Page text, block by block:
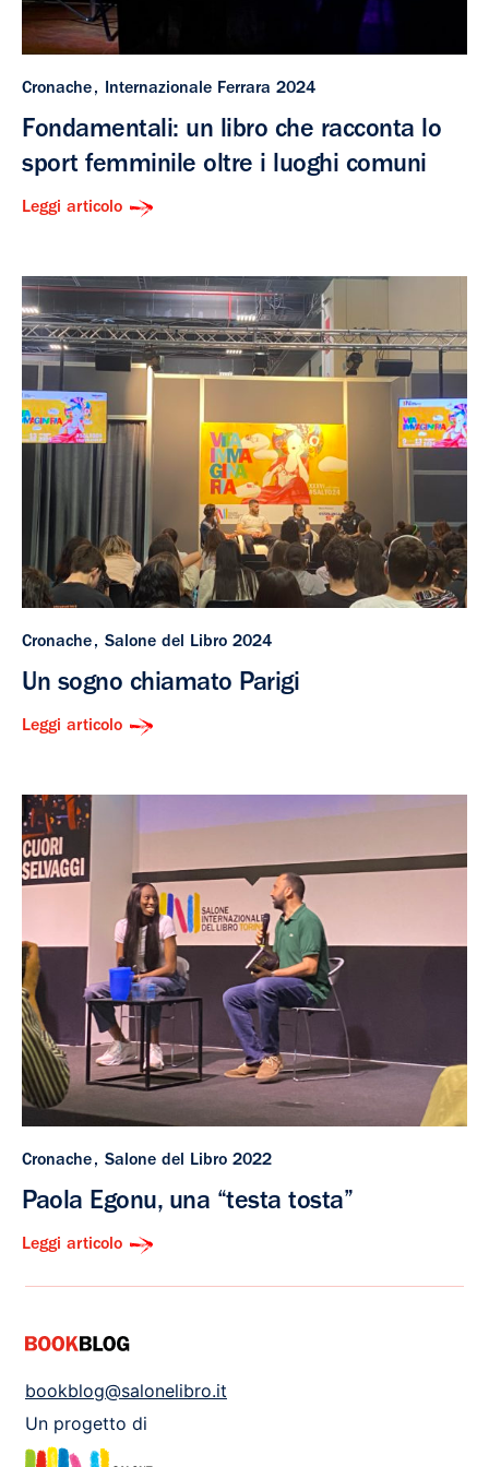
Cronache Internazionale Ferrara 2024
Fondamentali: un libro che racconta lo
sport femminile oltre i luoghi comuni
Leggi articolo
Cronache Salone del Libro 2024
Un sogno chiamato Parigi
Leggi articolo
Cronache Salone del Libro 2022
Paola Egonu, una “testa tosta”
Leggi articolo
bookblog@salonelibro.it
Un progetto di